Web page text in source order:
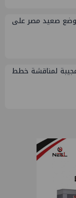
لوضع صعيد مصر على
لمناقشة خطط